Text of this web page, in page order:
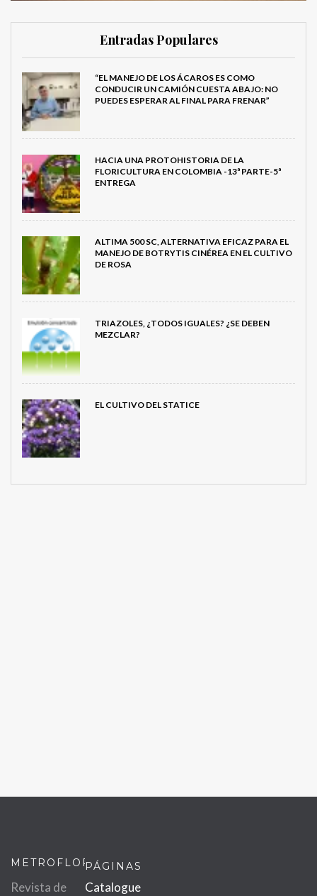
Entradas Populares
“EL MANEJO DE LOS ÁCAROS ES COMO
CONDUCIR UN CAMIÓN CUESTA ABAJO: NO
PUEDES ESPERAR AL FINAL PARA FRENAR”
HACIA UNA PROTOHISTORIA DE LA
FLORICULTURA EN COLOMBIA -13ª PARTE-5ª
ENTREGA
ALTIMA 500 SC, ALTERNATIVA EFICAZ PARA EL
MANEJO DE BOTRYTIS CINÉREA EN EL CULTIVO
DE ROSA
TRIAZOLES, ¿TODOS IGUALES? ¿SE DEBEN
MEZCLAR?
EL CULTIVO DEL STATICE
METROFLOR
Revista de
PÁGINAS
Catalogue